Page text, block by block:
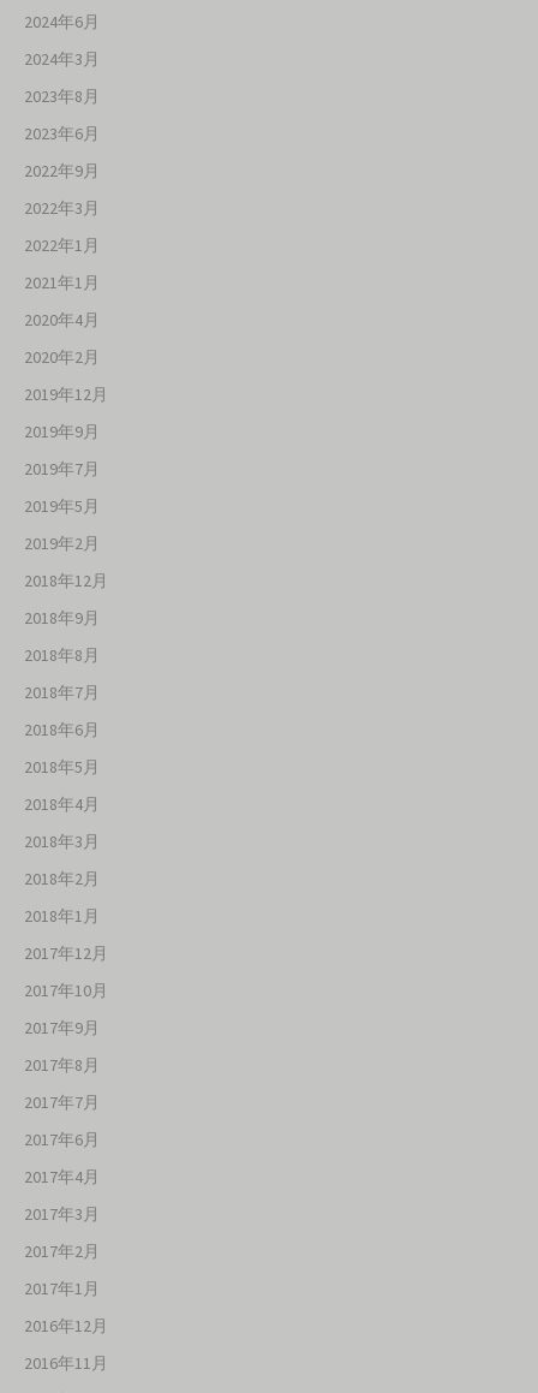
2024年6月
2024年3月
2023年8月
2023年6月
2022年9月
2022年3月
2022年1月
2021年1月
2020年4月
2020年2月
2019年12月
2019年9月
2019年7月
2019年5月
2019年2月
2018年12月
2018年9月
2018年8月
2018年7月
2018年6月
2018年5月
2018年4月
2018年3月
2018年2月
2018年1月
2017年12月
2017年10月
2017年9月
2017年8月
2017年7月
2017年6月
2017年4月
2017年3月
2017年2月
2017年1月
2016年12月
2016年11月